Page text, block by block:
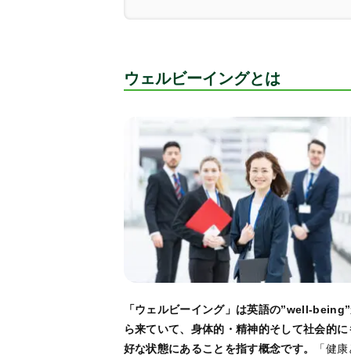
ウェルビーイングとは
「ウェルビーイング」は英語の”well-
ら来ていて、身体的・精神的そして社会的に
好な状態にあることを指す概念です。
「健